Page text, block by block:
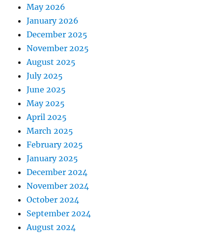
May 2026
January 2026
December 2025
November 2025
August 2025
July 2025
June 2025
May 2025
April 2025
March 2025
February 2025
January 2025
December 2024
November 2024
October 2024
September 2024
August 2024